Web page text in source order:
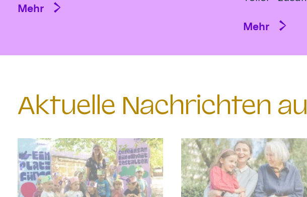
Mehr
Mehr
Aktuelle Nachrichten